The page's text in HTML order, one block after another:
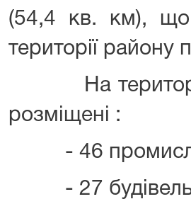
(54,4 кв. км),
території району
На території
розміщені :
- 46
- 27